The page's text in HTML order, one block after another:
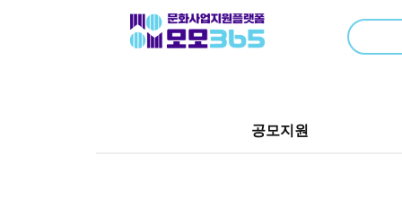
공모지원